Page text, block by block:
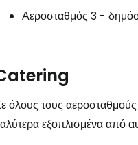
Αεροσταθμός 3 -
όλους τους αεροσταθμούς
εξοπλισμένα από